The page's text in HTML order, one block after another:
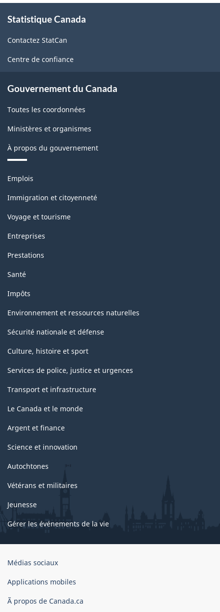
propos
ce
site
Statistique Canada
Contactez StatCan
Centre de confiance
Gouvernement du Canada
Toutes les coordonnées
Ministères et organismes
À propos du gouvernement
Thèmes
sujets
Emplois
Immigration et citoyenneté
Voyage et tourisme
Entreprises
Prestations
Santé
Impôts
Environnement et ressources naturelles
Sécurité nationale et défense
Culture, histoire et sport
Services de police, justice et urgences
Transport et infrastructure
Le Canada et le monde
Argent et finance
Science et innovation
Autochtones
Vétérans et militaires
Jeunesse
Gérer les événements de la vie
Organisation
gouvernement
Canada
Médias sociaux
Applications mobiles
Ã propos de Canada.ca